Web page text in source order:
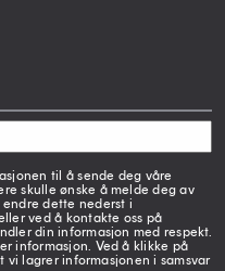
til å sende deg våre
skulle ønske å melde deg av
dette nederst i
ved å kontakte oss på
din informasjon med respekt.
informasjon. Ved å klikke på
vi lagrer informasjonen i samsvar